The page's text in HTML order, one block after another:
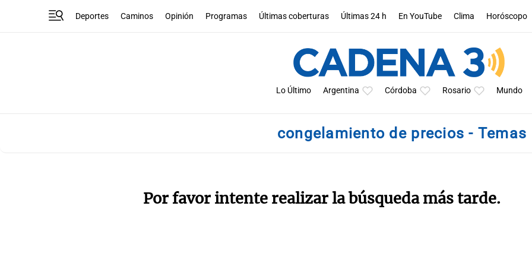
Deportes Caminos Opinión Programas Últimas coberturas Últimas 24 h En YouTube Clima Horóscopo
Lo Último Argentina Córdoba Rosario Mundo
congelamiento de precios - Temas
Por favor intente realizar la búsqueda más tarde.